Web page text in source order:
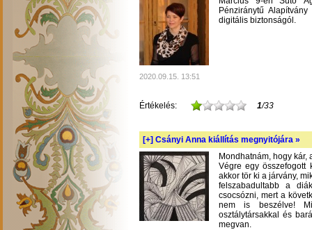
Pénziránytű
digitális biztonságól.
2020.09.15. 13:51
Értékelés: 1/33
[+] Csányi Anna kiállítás megnyitójára »
Mondhatnám, hogy kár,
Végre egy összefogott
akkor tör ki a járvány,
felszabadultabb a
csocsózni, mert a
nem is beszélve!
osztálytársakkal és
megvan.